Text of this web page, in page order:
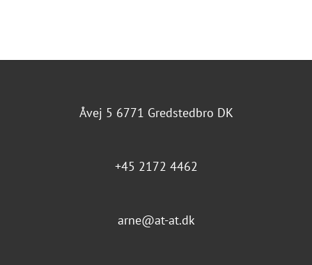
Åvej 5 6771 Gredstedbro DK
+45 2172 4462
arne@at-at.dk